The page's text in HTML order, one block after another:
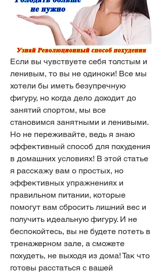
Если вы чувствуете себя толстым и
ленивым, то вы не одиноки! Все мы
хотели бы иметь безупречную
фигуру, но когда дело доходит до
занятий спортом, мы все
становимся занятными и ленивыми.
Но не переживайте, ведь я знаю
эффективный способ для похудения
в домашних условиях! В этой статье
я расскажу вам о простых, но
эффективных упражнениях и
правильном питании, которые
помогут вам сбросить лишний вес и
получить идеальную фигуру. И не
беспокойтесь, вы не будете потеть в
тренажерном зале, а сможете
похудеть, не выходя из дома! Так что
готовы расстаться с вашей